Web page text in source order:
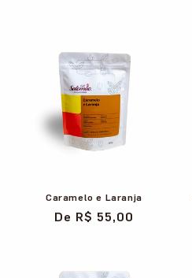
Caramelo e Laranja
Preço
De R$ 55,00